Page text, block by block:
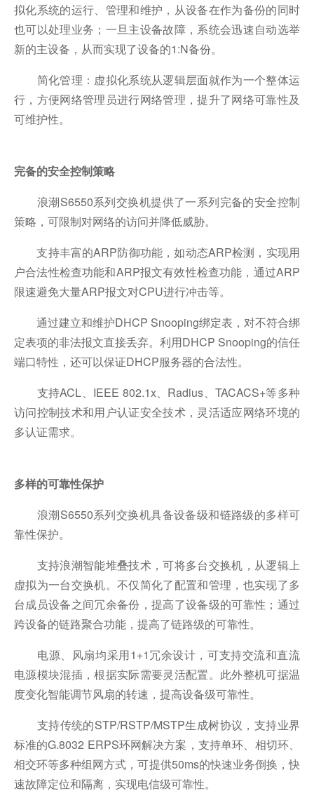
拟化系统的运行、管理和维护，从设备在作为备份的同时
也可以处理业务；一旦主设备故障，系统会迅速自动选举
新的主设备，从而实现了设备的1:N备份。
简化管理：虚拟化系统从逻辑层面就作为一个整体运
行，方便网络管理员进行网络管理，提升了网络可靠性及
可维护性。
完备的安全控制策略
浪潮S6550系列交换机提供了一系列完备的安全控制
策略，可限制对网络的访问并降低威胁。
支持丰富的ARP防御功能，如动态ARP检测，实现用
户合法性检查功能和ARP报文有效性检查功能，通过ARP
限速避免大量ARP报文对CPU进行冲击等。
通过建立和维护DHCP Snooping绑定表，对不符合绑
定表项的非法报文直接丢弃。利用DHCP Snooping的信任
端口特性，还可以保证DHCP服务器的合法性。
支持ACL、IEEE 802.1x、Radius、TACACS+等多种
访问控制技术和用户认证安全技术，灵活适应网络环境的
多认证需求。
多样的可靠性保护
浪潮S6550系列交换机具备设备级和链路级的多样可
靠性保护。
支持浪潮智能堆叠技术，可将多台交换机，从逻辑上
虚拟为一台交换机。不仅简化了配置和管理，也实现了多
台成员设备之间冗余备份，提高了设备级的可靠性；通过
跨设备的链路聚合功能，提高了链路级的可靠性。
电源、风扇均采用1+1冗余设计，可支持交流和直流
电源模块混插，根据实际需要灵活配置。此外整机可据温
度变化智能调节风扇的转速，提高设备级可靠性。
支持传统的STP/RSTP/MSTP生成树协议，支持业界
标准的G.8032 ERPS环网解决方案，支持单环、相切环、
相交环等多种组网方式，可提供50ms的快速业务倒换，快
速故障定位和隔离，实现电信级可靠性。